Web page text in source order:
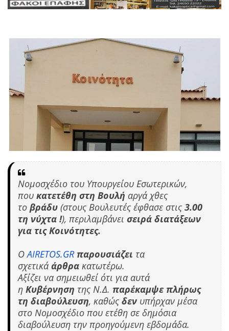
Νομοσχέδιο του Υπουργείου Εσωτερικών,
που κατετέθη στη Βουλή αργά χθες
το βράδυ (στους Βουλευτές έφθασε στις 3.00
τη νύχτα !), περιλαμβάνει σειρά διατάξεων
για τις Κοινότητες.
ΟAIRETOS.GR παρουσιάζει τα
σχετικά άρθρα κατωτέρω.
Αξίζει να σημειωθεί ότι για αυτά
η Κυβέρνηση της Ν.Δ. παρέκαμψε πλήρως
τη διαβούλευση, καθώς δεν υπήρχαν μέσα
στο Νομοσχέδιο που ετέθη σε δημόσια
διαβούλευση την προηγούμενη εβδομάδα.